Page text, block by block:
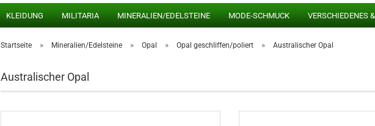
KLEIDUNG MILITARIA MINERALIEN/EDELSTEINE MODE-SCHMUCK VERSCHIEDENES
Startseite » Mineralien/Edelsteine » Opal » Opal geschliffen/poliert » Australischer Opal
Australischer Opal